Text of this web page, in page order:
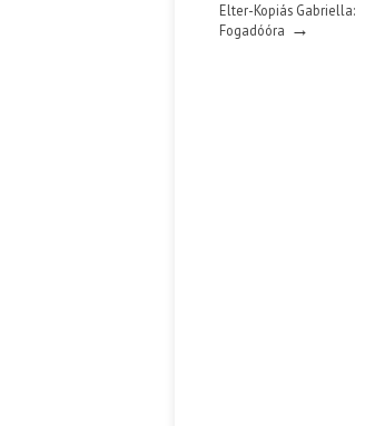
Elter-Kopiás Gabriella:
Fogadóóra →